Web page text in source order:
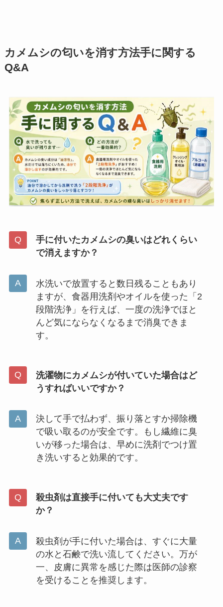
カメムシの匂いを消す方法手に関する
Q&A
手に付いたカメムシの臭いはどれくらい
で消えますか？
水洗いで放置すると数日残ることもあり
ますが、食器用洗剤やオイルを使った「2
段階洗浄」を行えば、一度の洗浄でほと
んど気にならなくなるまで消臭できま
す。
洗濯物にカメムシが付いていた場合はど
うすればいいですか？
決して手で払わず、振り落とすか掃除機
で吸い取るのが安全です。もし繊維に臭
いが移った場合は、早めに洗剤でつけ置
き洗いすると効果的です。
殺虫剤は直接手に付いても大丈夫です
か？
殺虫剤が手に付いた場合は、すぐに大量
の水と石鹸で洗い流してください。万が
一、皮膚に異常を感じた際は医師の診察
を受けることを推奨します。